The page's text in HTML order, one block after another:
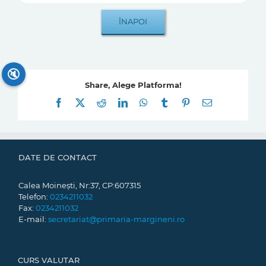
Share, Alege Platforma!
Facebook
RedditLinkedInWhatsApp
Tumblr Pinterest
E-
DATE DE CONTACT
Calea Moinești, Nr:37, CP:607315
Telefon: 0234211032
Fax: 0234211032
E-mail: secretariat@primaria-margineni.ro
CURS VALUTAR
🔇